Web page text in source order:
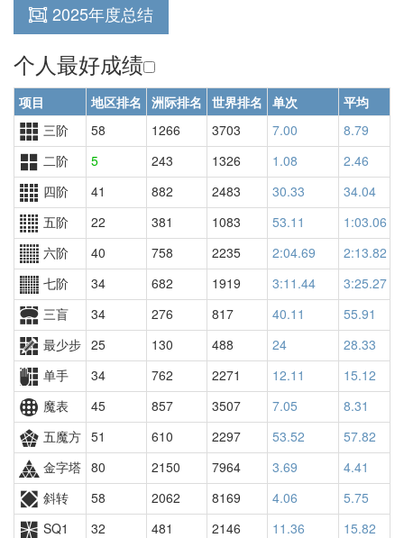
2025年度总结
个人最好成绩
项目 地区排名 洲际排名 世界排名 单次 平均
三阶
58 1266 3703 7.00 8.79
二阶
5 243 1326 1.08 2.46
四阶
41 882 2483 30.33 34.04
五阶
22 381 1083 53.11 1:03.06
六阶
40 758 2235 2:04.69 2:13.82
七阶
34 682 1919 3:11.44 3:25.27
三盲
34 276 817 40.11 55.91
最少步 25 130 488 24 28.33
单手
34 762 2271 12.11 15.12
魔表
45 857 3507 7.05 8.31
五魔方 51 610 2297 53.52 57.82
金字塔 80 2150 7964 3.69 4.41
斜转
58 2062 8169 4.06 5.75
SQ1
32 481 2146 11.36 15.82